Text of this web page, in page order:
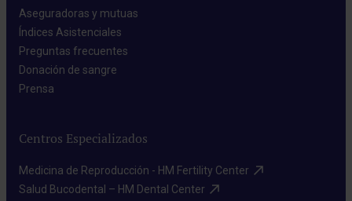
Aseguradoras y mutuas​
Índices Asistenciales​
Preguntas frecuentes​
Donación de sangre​
Prensa​
Centros Especializados
Medicina de Reproducción - HM Fertility Center​
Salud Bucodental – HM Dental Center​